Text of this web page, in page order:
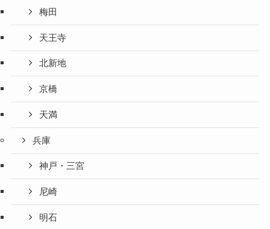
梅田
天王寺
北新地
京橋
天満
兵庫
神戸・三宮
尼崎
明石